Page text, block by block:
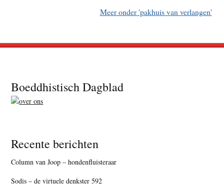
Meer onder 'pakhuis van verlangen'
Footer
Boeddhistisch Dagblad
Recente berichten
Column van Joop – hondenfluisteraar
Sodis – de virtuele denkster 592